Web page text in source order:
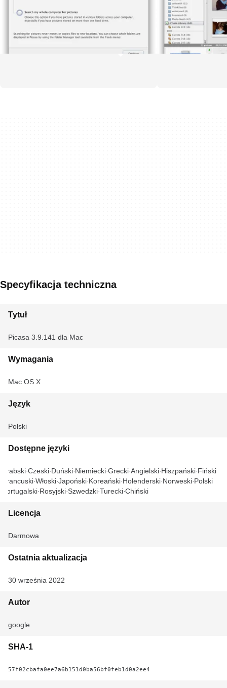
Specyfikacja techniczna
Tytuł
Picasa 3.9.141 dla Mac
Wymagania
Mac OS X
Język
Polski
Dostępne języki
Arabski Czeski Duński Niemiecki Grecki Angielski Hiszpański Fiński
Francuski Włoski Japoński Koreański Holenderski Norweski Polski
Portugalski Rosyjski Szwedzki Turecki Chiński
Licencja
Darmowa
Ostatnia aktualizacja
30 września 2022
Autor
google
SHA-1
57f02cbafa0ee7a6b151d0ba56bf0feb1d0a2ee4